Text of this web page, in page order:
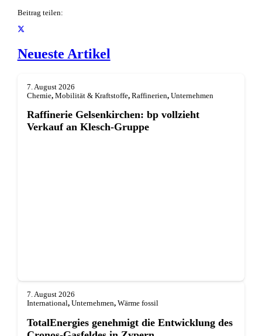
Beitrag teilen:
Neueste Artikel
7. August 2026
Chemie, Mobilität & Kraftstoffe, Raffinerien, Unternehmen
Raffinerie Gelsenkirchen: bp vollzieht
Verkauf an Klesch-Gruppe
7. August 2026
International, Unternehmen, Wärme fossil
TotalEnergies genehmigt die Entwicklung des